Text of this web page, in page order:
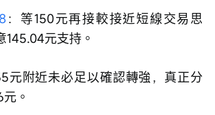
：等150元再接較接近短線交易思
145.04元支持。
元附近未必足以確認轉強，真正分
。